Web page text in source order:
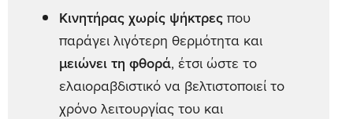
Κινητήρας χωρίς ψήκτρες που
παράγει λιγότερη θερμότητα και
μειώνει τη φθορά, έτσι ώστε το
ελαιοραβδιστικό να βελτιστοποιεί το
χρόνο λειτουργίας του και